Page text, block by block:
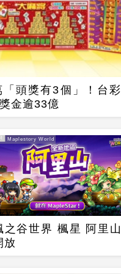
頭獎有3個」！台彩
金逾33億
之谷世界 楓星 阿里山
放
・Maplestory World